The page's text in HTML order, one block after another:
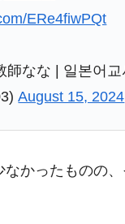
ERe4fiwPQt
なな | 일본어교
August 15, 2024
かったものの